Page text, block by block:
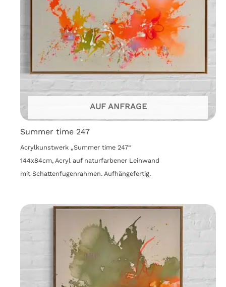
AUF ANFRAGE
Summer time 247
Acrylkunstwerk „Summer time 247“
144x84cm, Acryl auf naturfarbener Leinwand
mit Schattenfugenrahmen. Aufhängefertig.